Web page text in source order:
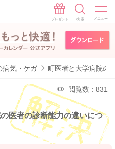
病気・ケガ 町医者と大学病院の
閲覧数：831
医者の診断能力の違いにつ